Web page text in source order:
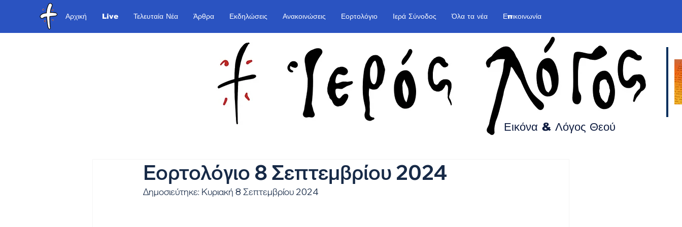
Αρχική Live Τελευταία Νέα Άρθρα Εκδηλώσεις Ανακοινώσεις Εορτολόγιο Ιερά Σύνοδος Όλα τα νέα Επικοινωνία
Εικόνα & Λόγος Θεού
Εορτολόγιο 8 Σεπτεμβρίου 2024
Δημοσιεύτηκε: Κυριακή 8 Σεπτεμβρίου 2024